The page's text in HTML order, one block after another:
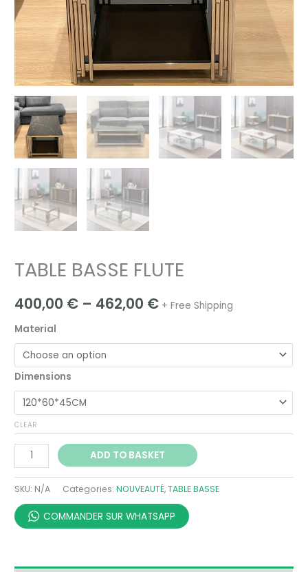
TABLE BASSE FLUTE
400,00 € – 462,00 € + Free Shipping
Material
Dimensions
CLEAR
ADD TO BASKET
SKU: N/A Categories:NOUVEAUTÉ,TABLE BASSE
COMMANDER SUR WHATSAPP